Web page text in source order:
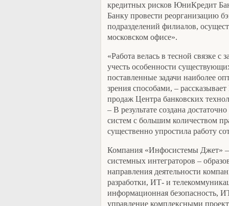
кредитных рисков ЮниКредит
Банку провести реорганизацию
подразделений филиалов,
московском офисе».
«Работа велась в тесной связке с
учесть особенности
поставленные задачи наиболее
зрения способами, –
продаж Центра банковских
– В результате создана
систем с большим количеством
существенно упростила работу
Компания «Инфосистемы Джет»
системных интеграторов –
направления деятельности
разработки, ИТ- и
информационная безопасность,
управление комплексными